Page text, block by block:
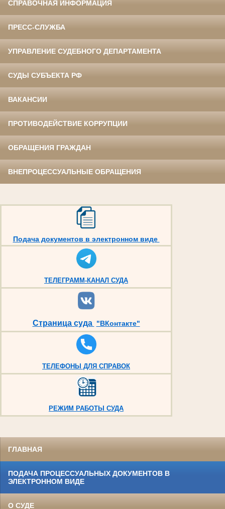
СПРАВОЧНАЯ ИНФОРМАЦИЯ
ПРЕСС-СЛУЖБА
УПРАВЛЕНИЕ СУДЕБНОГО ДЕПАРТАМЕНТА
СУДЫ СУБЪЕКТА РФ
ВАКАНСИИ
ПРОТИВОДЕЙСТВИЕ КОРРУПЦИИ
ОБРАЩЕНИЯ ГРАЖДАН
ВНЕПРОЦЕССУАЛЬНЫЕ ОБРАЩЕНИЯ
Подача документов в электронном виде
ТЕЛЕГРАММ-КАНАЛ СУДА
Страница суда "ВКонтакте"
ТЕЛЕФОНЫ ДЛЯ СПРАВОК
РЕЖИМ РАБОТЫ СУДА
ГЛАВНАЯ
ПОДАЧА ПРОЦЕССУАЛЬНЫХ ДОКУМЕНТОВ В
ЭЛЕКТРОННОМ ВИДЕ
О СУДЕ